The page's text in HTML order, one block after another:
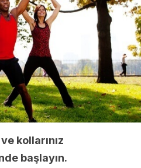
kollarınız
başlayın.